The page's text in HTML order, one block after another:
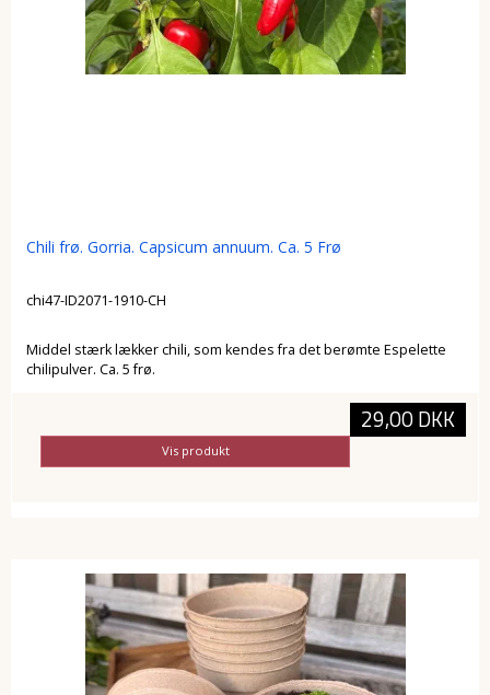
Chili frø. Gorria. Capsicum annuum. Ca. 5 Frø
chi47-ID2071-1910-CH
Middel stærk lækker chili, som kendes fra det berømte Espelette
chilipulver. Ca. 5 frø.
29,00 DKK
Vis produkt